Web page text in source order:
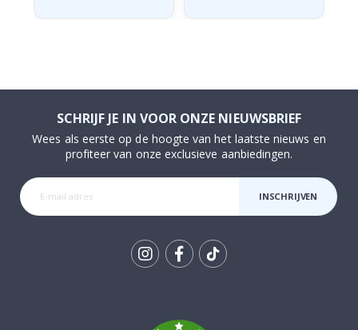
SCHRIJF JE IN VOOR ONZE NIEUWSBRIEF
Wees als eerste op de hoogte van het laatste nieuws en
profiteer van onze exclusieve aanbiedingen.
INSCHRIJVEN